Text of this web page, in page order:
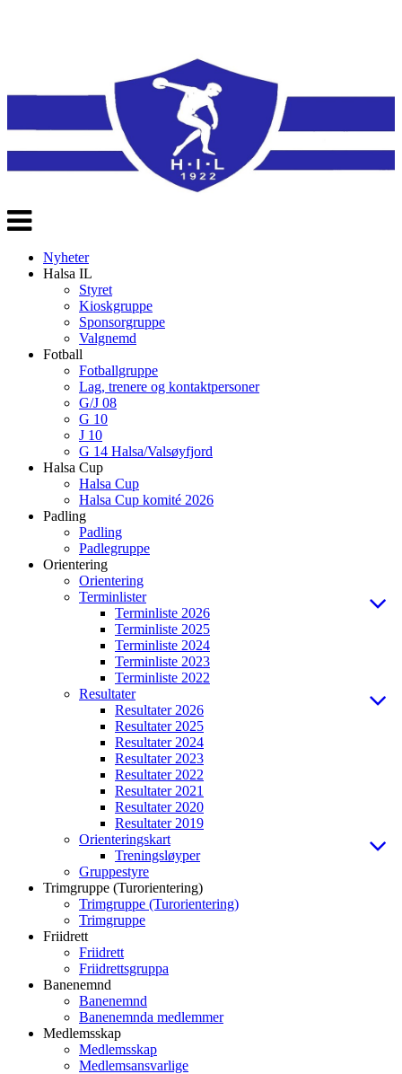
Veksle
navigasjon
Nyheter
Halsa IL
Styret
Kioskgruppe
Sponsorgruppe
Valgnemd
Fotball
Fotballgruppe
Lag, trenere og kontaktpersoner
G/J 08
G 10
J 10
G 14 Halsa/Valsøyfjord
Halsa Cup
Halsa Cup
Halsa Cup komité 2026
Padling
Padling
Padlegruppe
Orientering
Orientering
Terminlister
Terminliste 2026
Terminliste 2025
Terminliste 2024
Terminliste 2023
Terminliste 2022
Resultater
Resultater 2026
Resultater 2025
Resultater 2024
Resultater 2023
Resultater 2022
Resultater 2021
Resultater 2020
Resultater 2019
Orienteringskart
Treningsløyper
Gruppestyre
Trimgruppe (Turorientering)
Trimgruppe (Turorientering)
Trimgruppe
Friidrett
Friidrett
Friidrettsgruppa
Banenemnd
Banenemnd
Banenemnda medlemmer
Medlemsskap
Medlemsskap
Medlemsansvarlige